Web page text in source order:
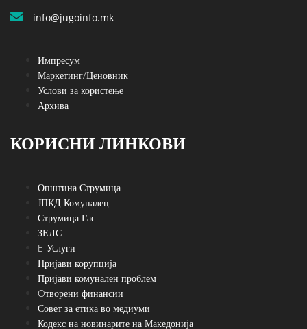
info@jugoinfo.mk
Импресум
Маркетинг/Ценовник
Услови за користење
Архива
КОРИСНИ ЛИНКОВИ
Општина Струмица
ЈПКД Комуналец
Струмица Гас
ЗЕЛС
E-Услуги
Пријави корупција
Пријави комунален проблем
Oтворени финансии
Совет за етика во медиуми
Кодекс на новинарите на Македонија